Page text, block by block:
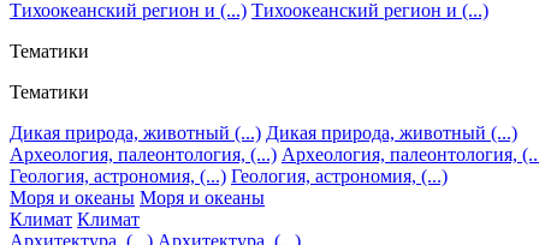
Тихоокеанский регион и (...) Тихоокеанский регион и (...)
Тематики
Тематики
Дикая природа, животный (...) Дикая природа, животный (...)
Археология, палеонтология, (...) Археология, палеонтология,
Геология, астрономия, (...) Геология, астрономия, (...)
Моря и океаны Моря и океаны
Климат Климат